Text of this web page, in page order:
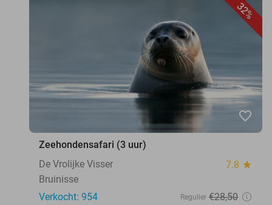
32%
favorite_border
Zeehondensafari (3 uur)
De Vrolijke Visser
7.8 star
Bruinisse
Verkocht: 954
Regulier €28,50